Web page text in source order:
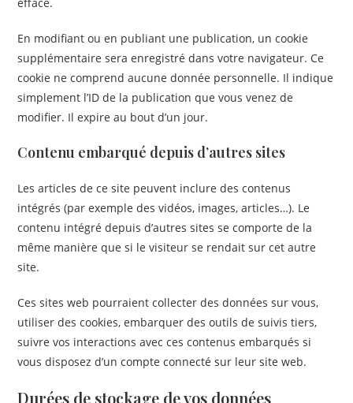
En modifiant ou en publiant une publication, un cookie
supplémentaire sera enregistré dans votre navigateur. Ce
cookie ne comprend aucune donnée personnelle. Il indique
simplement l’ID de la publication que vous venez de
modifier. Il expire au bout d’un jour.
Contenu embarqué depuis d’autres sites
Les articles de ce site peuvent inclure des contenus
intégrés (par exemple des vidéos, images, articles…). Le
contenu intégré depuis d’autres sites se comporte de la
même manière que si le visiteur se rendait sur cet autre
site.
Ces sites web pourraient collecter des données sur vous,
utiliser des cookies, embarquer des outils de suivis tiers,
suivre vos interactions avec ces contenus embarqués si
vous disposez d’un compte connecté sur leur site web.
Durées de stockage de vos données